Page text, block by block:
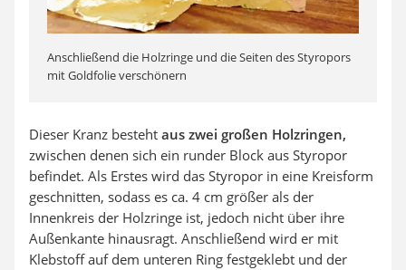
Anschließend die Holzringe und die Seiten des Styropors
mit Goldfolie verschönern
Dieser Kranz besteht aus zwei großen Holzringen,
zwischen denen sich ein runder Block aus Styropor
befindet. Als Erstes wird das Styropor in eine Kreisform
geschnitten, sodass es ca. 4 cm größer als der
Innenkreis der Holzringe ist, jedoch nicht über ihre
Außenkante hinausragt. Anschließend wird er mit
Klebstoff auf dem unteren Ring festgeklebt und der